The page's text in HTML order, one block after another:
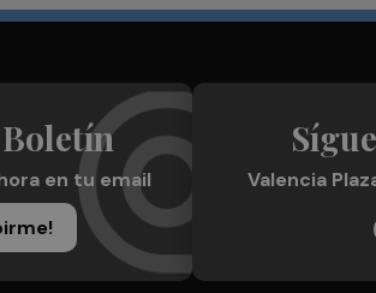
en tu email
Valencia